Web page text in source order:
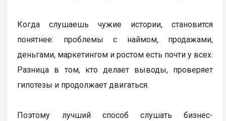
Когда слушаешь чужие истории, становится
понятнее: проблемы с наймом, продажами,
деньгами, маркетингом и ростом есть почти у всех.
Разница в том, кто делает выводы, проверяет
гипотезы и продолжает двигаться.
Поэтому лучший способ слушать бизнес-